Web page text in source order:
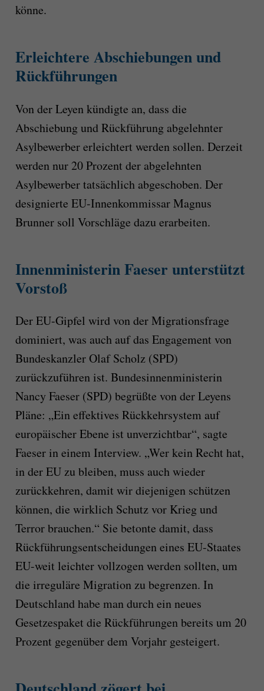
könne.
Erleichtere Abschiebungen und
Rückführungen
Von der Leyen kündigte an, dass die
Abschiebung und Rückführung abgelehnter
Asylbewerber erleichtert werden sollen. Derzeit
werden nur 20 Prozent der abgelehnten
Asylbewerber tatsächlich abgeschoben. Der
designierte EU-Innenkommissar Magnus
Brunner soll Vorschläge dazu erarbeiten.
Innenministerin Faeser unterstützt
Vorstoß
Der EU-Gipfel wird von der Migrationsfrage
dominiert, was auch auf das Engagement von
Bundeskanzler Olaf Scholz (SPD)
zurückzuführen ist. Bundesinnenministerin
Nancy Faeser (SPD) begrüßte von der Leyens
Pläne: „Ein effektives Rückkehrsystem auf
europäischer Ebene ist unverzichtbar“, sagte
Faeser in einem Interview. „Wer kein Recht hat,
in der EU zu bleiben, muss auch wieder
zurückkehren, damit wir diejenigen schützen
können, die wirklich Schutz vor Krieg und
Terror brauchen.“ Sie betonte damit, dass
Rückführungsentscheidungen eines EU-Staates
EU-weit leichter vollzogen werden sollten, um
die irreguläre Migration zu begrenzen. In
Deutschland habe man durch ein neues
Gesetzespaket die Rückführungen bereits um 20
Prozent gegenüber dem Vorjahr gesteigert.